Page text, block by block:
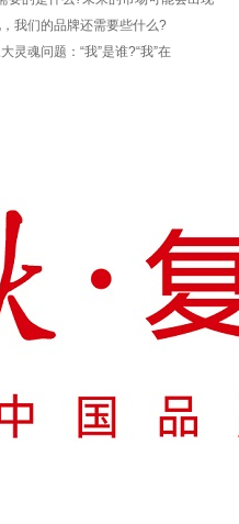
我们的品牌还需要些什么?
魂问题：“我”是谁?“我”在